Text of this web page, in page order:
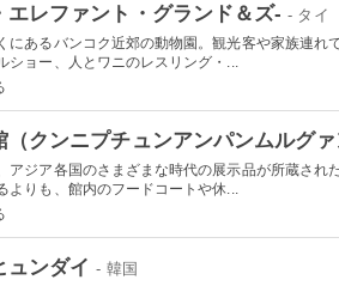
エレファント・グランド＆ズ- - タイ
にあるバンコク近郊の動物園。観光客や家族連れ
ショー、人とワニのレスリング・...
（クンニプチュンアンパンムルグァ
アジア各国のさまざまな時代の展示品が所蔵され
よりも、館内のフードコートや休...
ュンダイ - 韓国